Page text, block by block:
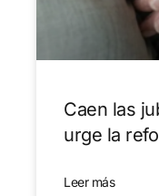
Caen las
urge la
Leer más